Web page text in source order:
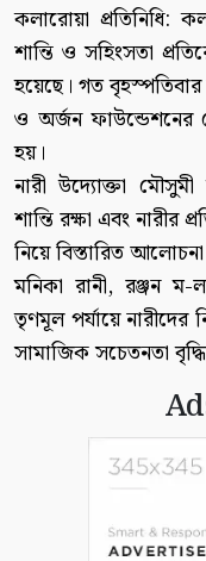
কলারোয়া প্রতিনিধি:
শান্তি ও সহিংসতা
হয়েছে। গত
ও অর্জন
হয়।
নারী উদ্যোক্তা
শান্তি রক্ষা এবং নারীর
নিয়ে বিস্তারিত
মনিকা রানী, রঞ্জন ম-
তৃণমূল পর্যায়ে নারীদের
সামাজিক সচেতনতা